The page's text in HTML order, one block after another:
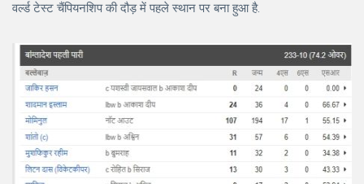
वर्ल्ड टेस्ट चैंपियनशिप की दौड़ में पहले स्थान पर बना हुआ है.